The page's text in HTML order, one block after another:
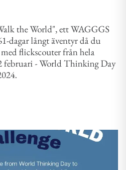
the World", ett WAGGGS
dagar långt äventyr då du
flickscouter från hela
februari - World Thinking Day